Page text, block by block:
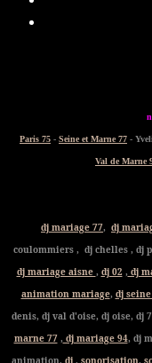
Paris 75 - Seine et Marne 77 -
Val de Marne
dj mariage 77, dj
coulommiers , dj chelles , dj
dj mariage aisne , dj 02 ,dj
animation mariage, dj
denis, dj val d'oise, dj oise, dj
marne 77,dj mariage 94, dj